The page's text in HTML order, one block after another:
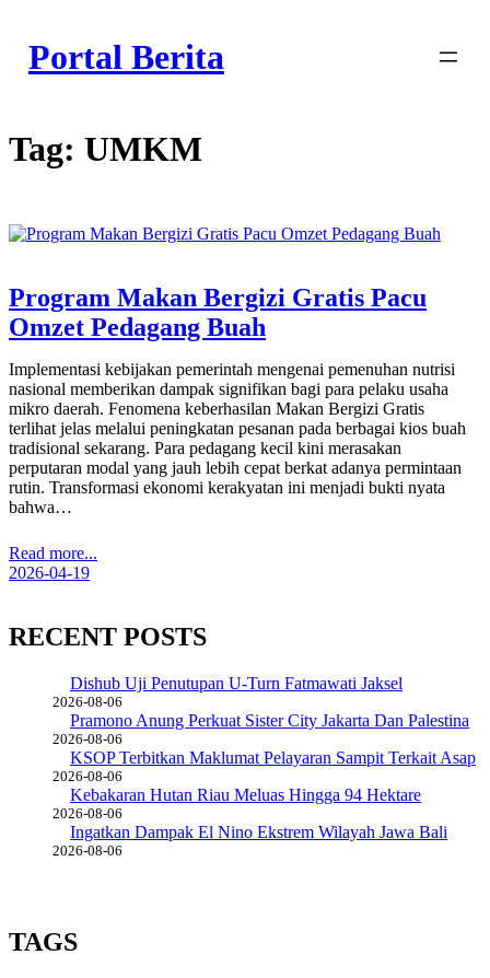
content
Portal Berita
Tag: UMKM
Program Makan Bergizi Gratis Pacu
Omzet Pedagang Buah
Implementasi kebijakan pemerintah mengenai pemenuhan nutrisi
nasional memberikan dampak signifikan bagi para pelaku usaha
mikro daerah. Fenomena keberhasilan Makan Bergizi Gratis
terlihat jelas melalui peningkatan pesanan pada berbagai kios buah
tradisional sekarang. Para pedagang kecil kini merasakan
perputaran modal yang jauh lebih cepat berkat adanya permintaan
rutin. Transformasi ekonomi kerakyatan ini menjadi bukti nyata
bahwa…
Read more...
2026-04-19
RECENT POSTS
Dishub Uji Penutupan U-Turn Fatmawati Jaksel
2026-08-06
Pramono Anung Perkuat Sister City Jakarta Dan Palestina
2026-08-06
KSOP Terbitkan Maklumat Pelayaran Sampit Terkait Asap
2026-08-06
Kebakaran Hutan Riau Meluas Hingga 94 Hektare
2026-08-06
Ingatkan Dampak El Nino Ekstrem Wilayah Jawa Bali
2026-08-06
TAGS